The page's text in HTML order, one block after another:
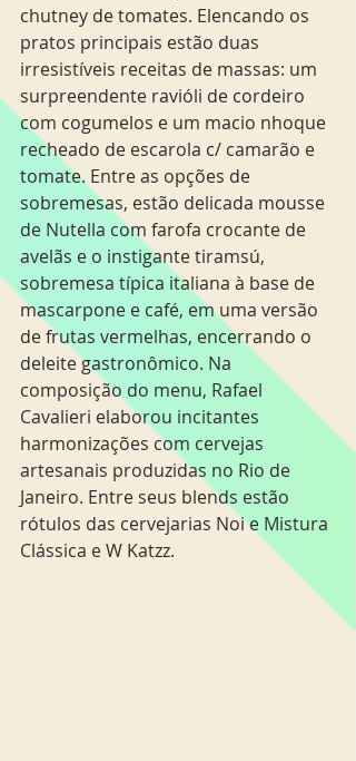
chutney de tomates. Elencando os
pratos principais estão duas
irresistíveis receitas de massas: um
surpreendente ravióli de cordeiro
com cogumelos e um macio nhoque
recheado de escarola c/ camarão e
tomate. Entre as opções de
sobremesas, estão delicada mousse
de Nutella com farofa crocante de
avelãs e o instigante tiramsú,
sobremesa típica italiana à base de
mascarpone e café, em uma versão
de frutas vermelhas, encerrando o
deleite gastronômico. Na
composição do menu, Rafael
Cavalieri elaborou incitantes
harmonizações com cervejas
artesanais produzidas no Rio de
Janeiro. Entre seus blends estão
rótulos das cervejarias Noi e Mistura
Clássica e W Katzz.